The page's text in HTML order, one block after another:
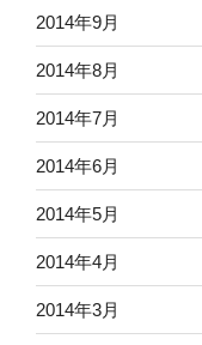
2014年9月
2014年8月
2014年7月
2014年6月
2014年5月
2014年4月
2014年3月